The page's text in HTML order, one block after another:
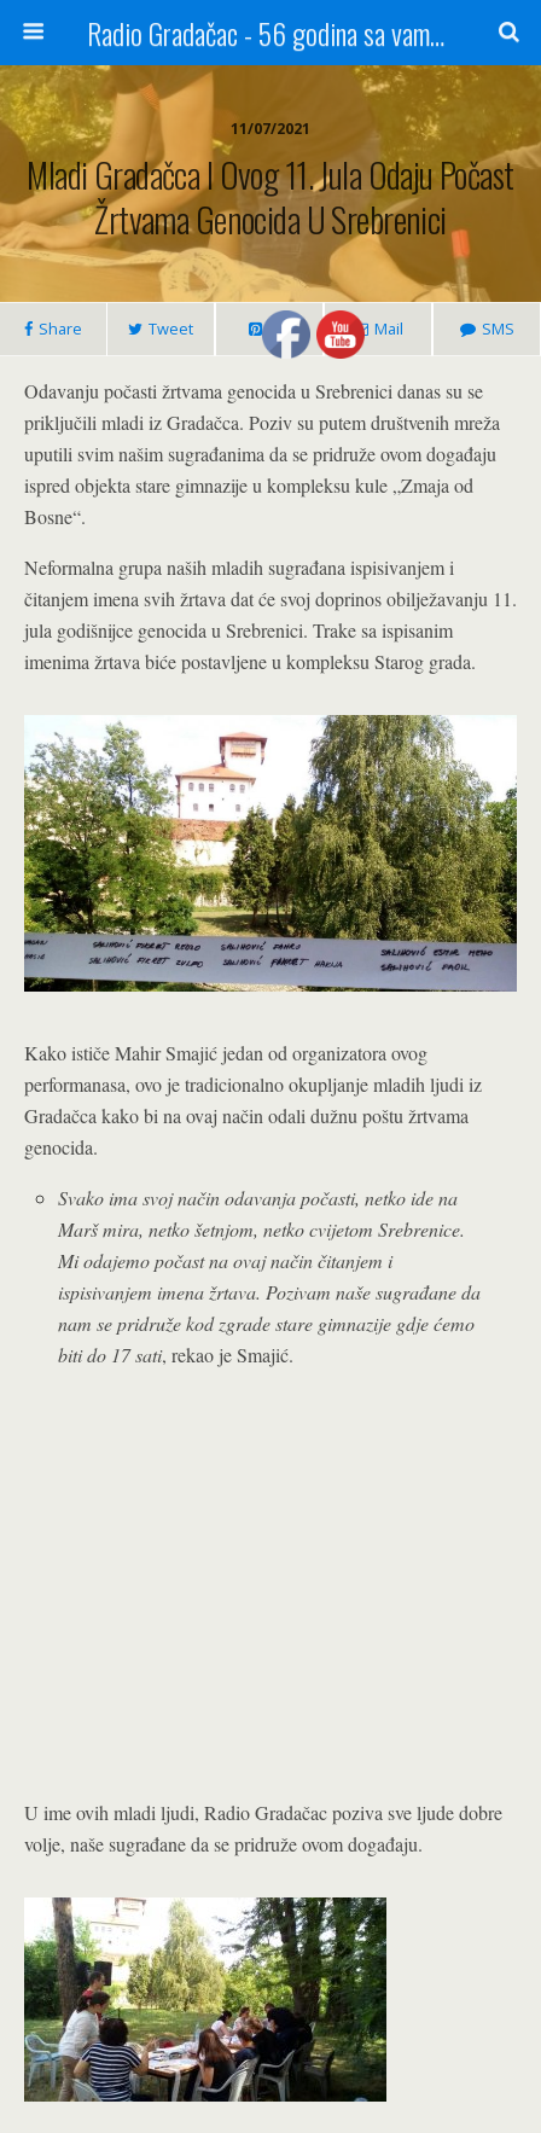
Radio Gradačac - 56 godina sa vama...
11/07/2021
Mladi Gradačca I Ovog 11. Jula Odaju Počast
Žrtvama Genocida U Srebrenici
Share Tweet Pin Mail SMS
Odavanju počasti žrtvama genocida u Srebrenici danas su se
priključili mladi iz Gradačca. Poziv su putem društvenih mreža
uputili svim našim sugrađanima da se pridruže ovom događaju
ispred objekta stare gimnazije u kompleksu kule „Zmaja od
Bosne“.
Neformalna grupa naših mladih sugrađana ispisivanjem i
čitanjem imena svih žrtava dat će svoj doprinos obilježavanju 11.
jula godišnijce genocida u Srebrenici. Trake sa ispisanim
imenima žrtava biće postavljene u kompleksu Starog grada.
Kako ističe Mahir Smajić jedan od organizatora ovog
performanasa, ovo je tradicionalno okupljanje mladih ljudi iz
Gradačca kako bi na ovaj način odali dužnu poštu žrtvama
genocida.
Svako ima svoj način odavanja počasti, netko ide na
Marš mira, netko šetnjom, netko cvijetom Srebrenice.
Mi odajemo počast na ovaj način čitanjem i
ispisivanjem imena žrtava. Pozivam naše sugrađane da
nam se pridruže kod zgrade stare gimnazije gdje ćemo
biti do 17 sati, rekao je Smajić.
U ime ovih mladi ljudi, Radio Gradačac poziva sve ljude dobre
volje, naše sugrađane da se pridruže ovom događaju.